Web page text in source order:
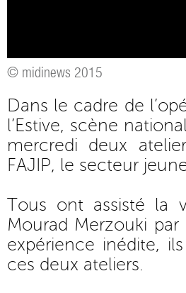
© midinews 2015
Dans le cadre de
l’Estive, scène
mercredi deux
FAJIP, le secteur
Tous ont assisté la
Mourad Merzouki
expérience inédite,
ces deux ateliers.